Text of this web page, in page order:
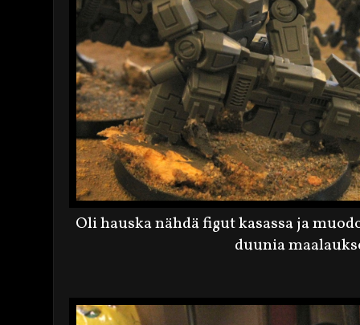
Oli hauska nähdä figut kasassa ja
duunia